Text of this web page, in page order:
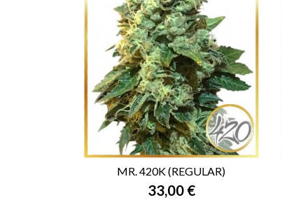
VISTA RÁPIDA
MR. 420K (REGULAR)
33,00 €